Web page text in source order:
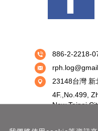
886-2-2218-
23148台灣 新
4F.,No.499,
New Taipai
Copyright © 大風文創股份有